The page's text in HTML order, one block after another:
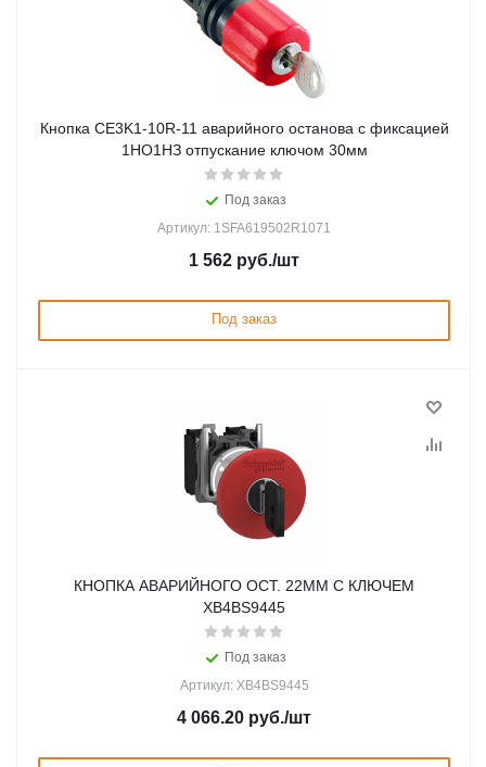
Кнопка CE3K1-10R-11 аварийного останова с фиксацией
1НО1НЗ отпускание ключом 30мм
Под заказ
Артикул: 1SFA619502R1071
1 562 руб./шт
Под заказ
КНОПКА АВАРИЙНОГО ОСТ. 22ММ С КЛЮЧЕМ
XB4BS9445
Под заказ
Артикул: XB4BS9445
4 066.20 руб./шт